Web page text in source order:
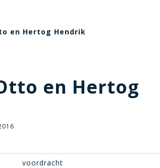
en Hertog Hendrik
en Hertog
voordracht